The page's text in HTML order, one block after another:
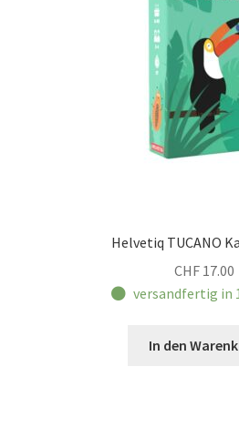
Helvetiq TUCANO
CHF 17.00
versandfertig in
In den